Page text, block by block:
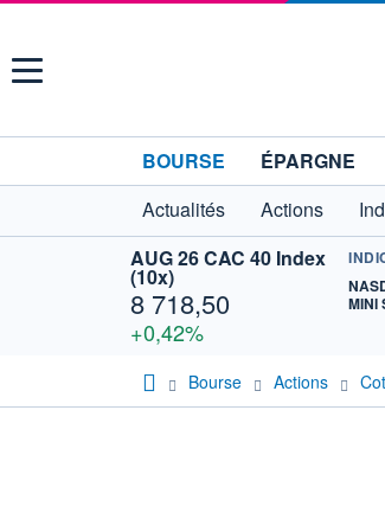
Menu
BOURSE ÉPARGNE
Actualités
Actions
AUG 26 CAC 40 Index
(10x)
8 718,50
+0,42%
MINI
Bourse Actions